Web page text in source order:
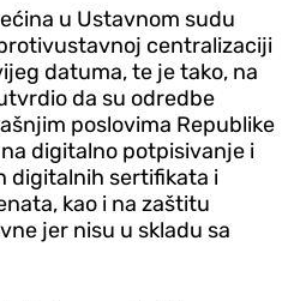
u Ustavnom sudu
centralizaciji
datuma, te je tako, na
da su odredbe
poslovima Republike
digitalno potpisivanje i
digitalnih sertifikata i
kao i na zaštitu
jer nisu u skladu sa